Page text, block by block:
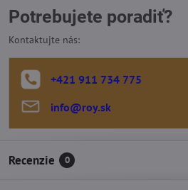
Potrebujete poradiť?
Kontaktujte nás:
+421 911 734 775
info​@roy​.sk
Recenzie 0